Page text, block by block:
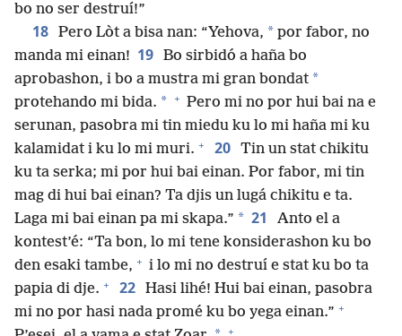
bo no ser destruí!”
18 Pero Lòt a bisa nan: “Yehova, * por fabor, no
manda mi einan! 19 Bo sirbidó a haña bo
aprobashon, i bo a mustra mi gran bondat *
protehando mi bida. * + Pero mi no por hui bai na e
serunan, pasobra mi tin miedu ku lo mi haña mi ku
kalamidat i ku lo mi muri. + 20 Tin un stat chikitu
ku ta serka; mi por hui bai einan. Por fabor, mi tin
mag di hui bai einan? Ta djis un lugá chikitu e ta.
Laga mi bai einan pa mi skapa.” * 21
Anto el a
kontest’é: “Ta bon, lo mi tene konsiderashon ku bo
den esaki tambe, + i lo mi no destruí e stat ku bo ta
papia di dje. + 22 Hasi lihé! Hui bai einan, pasobra
mi no por hasi nada promé ku bo yega einan.” +
+